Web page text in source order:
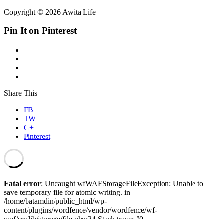
Copyright © 2026 Awita Life
Pin It on Pinterest
Share This
FB
TW
G+
Pinterest
Fatal error: Uncaught wfWAFStorageFileException: Unable to
save temporary file for atomic writing. in
/home/batamdin/public_html/wp-
content/plugins/wordfence/vendor/wordfence/wf-